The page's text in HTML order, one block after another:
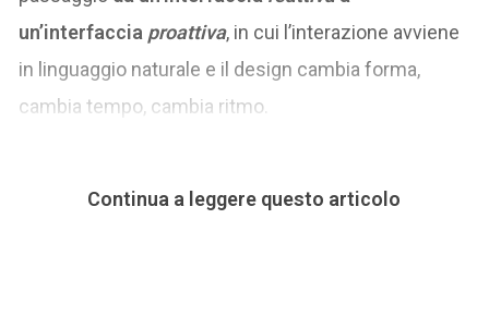
un’interfaccia proattiva, in cui l’interazione avviene
in linguaggio naturale e il design cambia forma,
cambia tempo, cambia ritmo.
Continua a leggere questo articolo